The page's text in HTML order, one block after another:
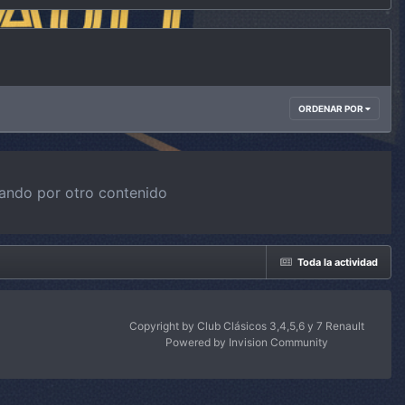
ORDENAR POR
por otro contenido
Toda la actividad
Copyright by Club Clásicos 3,4,5,6 y 7 Renault
Powered by Invision Community